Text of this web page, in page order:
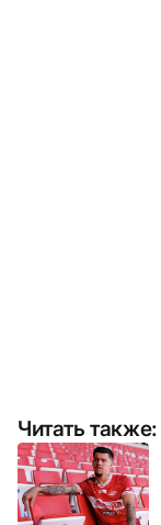
Читать также: